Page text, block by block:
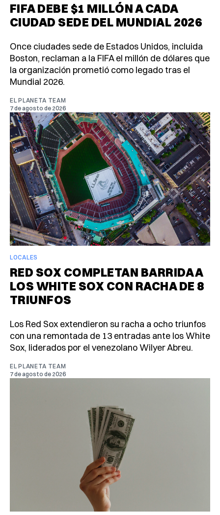
FIFA DEBE $1 MILLÓN A CADA
CIUDAD SEDE DEL MUNDIAL 2026
Once ciudades sede de Estados Unidos, incluida
Boston, reclaman a la FIFA el millón de dólares que
la organización prometió como legado tras el
Mundial 2026.
EL PLANETA TEAM
7 de agosto de 2026
LOCALES
RED SOX COMPLETAN BARRIDA A
LOS WHITE SOX CON RACHA DE 8
TRIUNFOS
Los Red Sox extendieron su racha a ocho triunfos
con una remontada de 13 entradas ante los White
Sox, liderados por el venezolano Wilyer Abreu.
EL PLANETA TEAM
7 de agosto de 2026